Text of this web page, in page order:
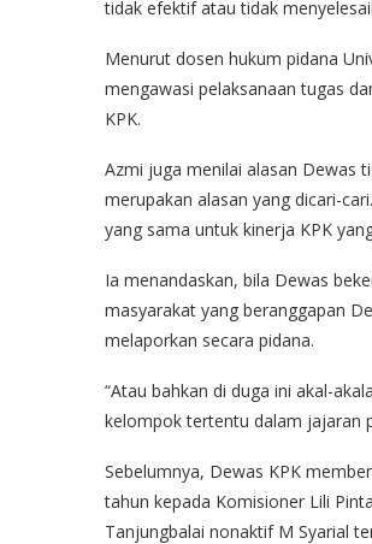
tidak efektif atau tidak
Menurut dosen hukum pidana
mengawasi pelaksanaan tugas
KPK.
Azmi juga menilai alasan Dewas
merupakan alasan yang dicari-
yang sama untuk kinerja KPK
Ia menandaskan, bila Dewas
masyarakat yang beranggapan
melaporkan secara pidana.
“Atau bahkan di duga ini akal-
kelompok tertentu dalam jajaran
Sebelumnya, Dewas KPK
tahun kepada Komisioner Lili
Tanjungbalai nonaktif M Syarial